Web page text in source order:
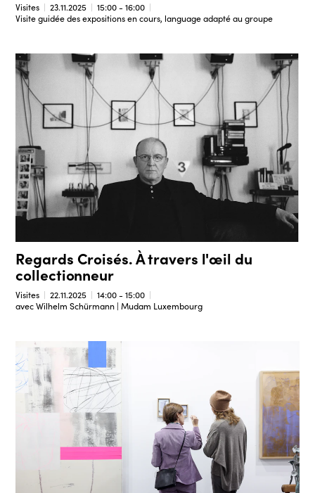
Visites 23.11.2025
15:00 - 16:00
Visite guidée des expositions en cours, language adapté au groupe
Regards Croisés. À travers l'œil du
collectionneur
Visites 22.11.2025
14:00 - 15:00
avec Wilhelm Schürmann | Mudam Luxembourg